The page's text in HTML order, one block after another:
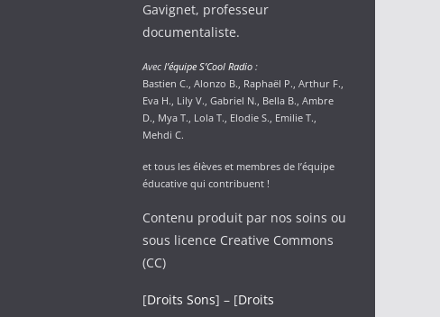
Gavignet, professeur
documentaliste.
Avec l’équipe S’Cool Radio :
Bastien C., Alonzo B., Raphaël P., Arthur F.,
Eva H., Lily V., Gabriel N., Bella B., Ambre
D., Mya T., Lola T., Elodie S., Emilie T.,
Mehdi C.
et tous les élèves et membres de l’équipe
éducative qui contribuent !
Contenu produit par nos soins ou
sous licence Creative Commons
(CC)
[Droits Sons] – [Droits